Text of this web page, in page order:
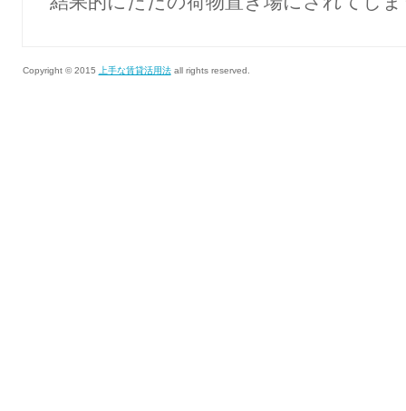
Copyright © 2015 上手な賃貸活用法all rights reserved.